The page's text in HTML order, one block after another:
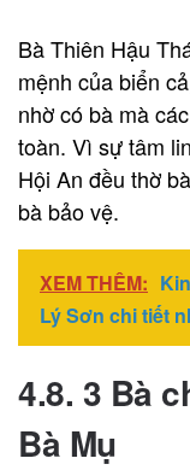
Bà Thiên Hậu
mệnh của biển
nhờ có bà mà
toàn. Vì sự tâm
Hội An đều thờ
bà bảo vệ.
XEM THÊM:
Lý Sơn chi tiết
4.8. 3 Bà
Bà Mụ